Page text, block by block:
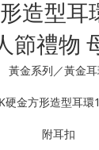
造型耳
節禮物
黃金系列／黃金
硬金方形造型耳環
附耳扣